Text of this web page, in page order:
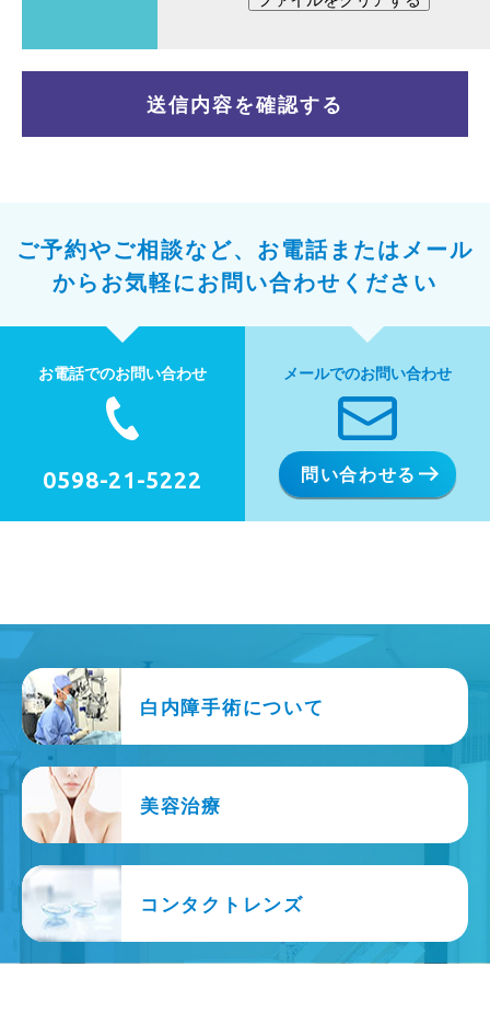
ご予約やご相談など、お電話またはメール
からお気軽にお問い合わせください
お電話でのお問い合わせ
0598-21-5222
メールでのお問い合わせ
問い合わせる
白内障手術について
美容治療
コンタクトレンズ